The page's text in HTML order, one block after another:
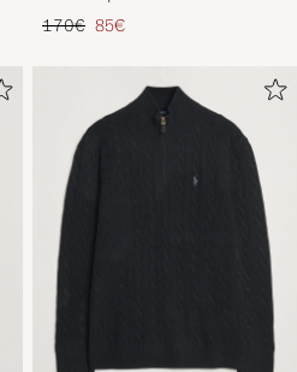
Stretch Chinos Beige
Reguliere prijs
170€ Verlaagd prijs
85€